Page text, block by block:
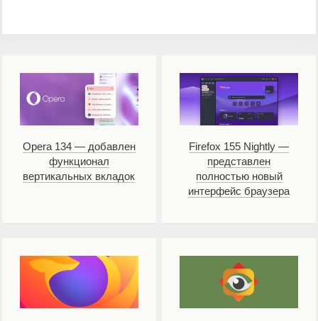
Opera 134 — добавлен
функционал
вертикальных вкладок
Firefox 155 Nightly —
представлен
полностью новый
интерфейс браузера